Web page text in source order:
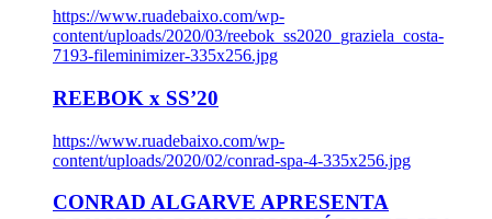
https://www.ruadebaixo.com/wp-
content/uploads/2020/03/reebok_ss2020_graziela_costa-
7193-fileminimizer-335x256.jpg
REEBOK x SS’20
https://www.ruadebaixo.com/wp-
content/uploads/2020/02/conrad-spa-4-335x256.jpg
CONRAD ALGARVE APRESENTA